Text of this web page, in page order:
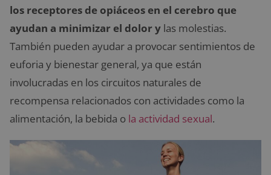
los receptores de opiáceos en el cerebro que
ayudan a minimizar el dolor y las molestias.
También pueden ayudar a provocar sentimientos de
euforia y bienestar general, ya que están
involucradas en los circuitos naturales de
recompensa relacionados con actividades como la
alimentación, la bebida o la actividad sexual.